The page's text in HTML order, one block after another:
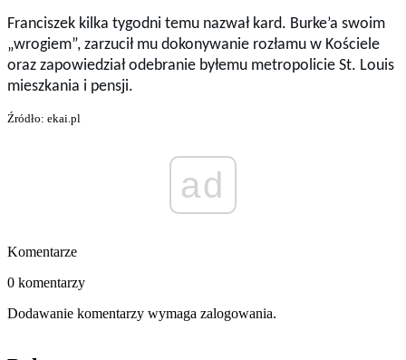
Franciszek kilka tygodni temu nazwał kard. Burke’a swoim
„wrogiem”, zarzucił mu dokonywanie rozłamu w Kościele
oraz zapowiedział odebranie byłemu metropolicie St. Louis
mieszkania i pensji.
Źródło: ekai.pl
ad
Komentarze
0 komentarzy
Dodawanie komentarzy wymaga zalogowania.